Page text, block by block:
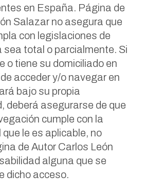
en España. Página de
Salazar no asegura que
con legislaciones de
sea total o parcialmente. Si
o tiene su domiciliado en
acceder y/o navegar en
bajo su propia
deberá asegurarse de que
cumple con la
que le es aplicable, no
de Autor Carlos León
alguna que se
dicho acceso.